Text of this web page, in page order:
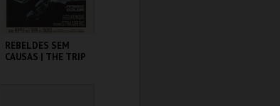
REBELDES SEM
CAUSAS | THE TRIP